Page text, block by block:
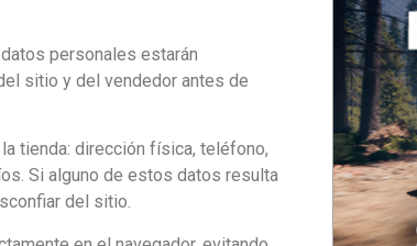
personales estarán
sitio y del vendedor antes de
tienda: dirección física, teléfono,
Si alguno de estos datos resulta
del sitio.